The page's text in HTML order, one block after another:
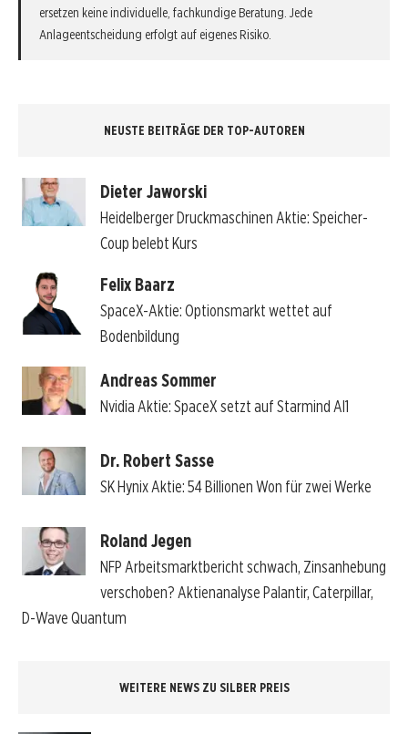
ersetzen keine individuelle, fachkundige Beratung. Jede
Anlageentscheidung erfolgt auf eigenes Risiko.
NEUSTE BEITRÄGE DER TOP-AUTOREN
Dieter Jaworski
Heidelberger Druckmaschinen Aktie: Speicher-
Coup belebt Kurs
Felix Baarz
SpaceX-Aktie: Optionsmarkt wettet auf
Bodenbildung
Andreas Sommer
Nvidia Aktie: SpaceX setzt auf Starmind AI1
Dr. Robert Sasse
SK Hynix Aktie: 54 Billionen Won für zwei Werke
Roland Jegen
NFP Arbeitsmarktbericht schwach, Zinsanhebung
verschoben? Aktienanalyse Palantir, Caterpillar,
D-Wave Quantum
WEITERE NEWS ZU SILBER PREIS